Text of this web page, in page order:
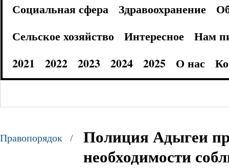
Социальная сфера
Здравоохранение
Сельское хозяйство
Интересное
Нам
2021
2022 2023 2024 2025 О нас
Правопорядок /
Полиция Адыгеи
необходимости